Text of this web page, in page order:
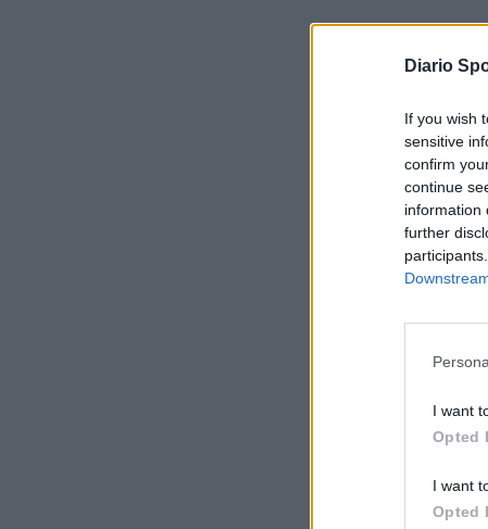
Diario
If you wish
sensitive
confirm
continue
information
further
I want
Opted
I want
Opted